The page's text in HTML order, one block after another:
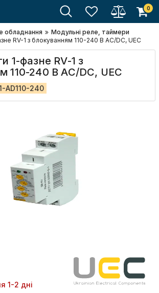
0
обладнання
Модульні реле, таймери
RV-1 з блокуванням 110-240 В AC/DC, UEC
1-фазне RV-1 з
110-240 В AC/DC, UEC
AD110-240
1-2 дні